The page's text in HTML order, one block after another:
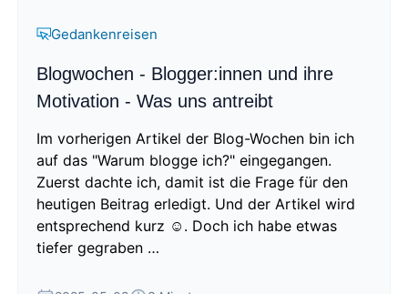
Gedankenreisen
Blogwochen - Blogger:innen und ihre
Motivation - Was uns antreibt
Im vorherigen Artikel der Blog-Wochen bin ich
auf das "Warum blogge ich?" eingegangen.
Zuerst dachte ich, damit ist die Frage für den
heutigen Beitrag erledigt. Und der Artikel wird
entsprechend kurz ☺️. Doch ich habe etwas
tiefer gegraben …